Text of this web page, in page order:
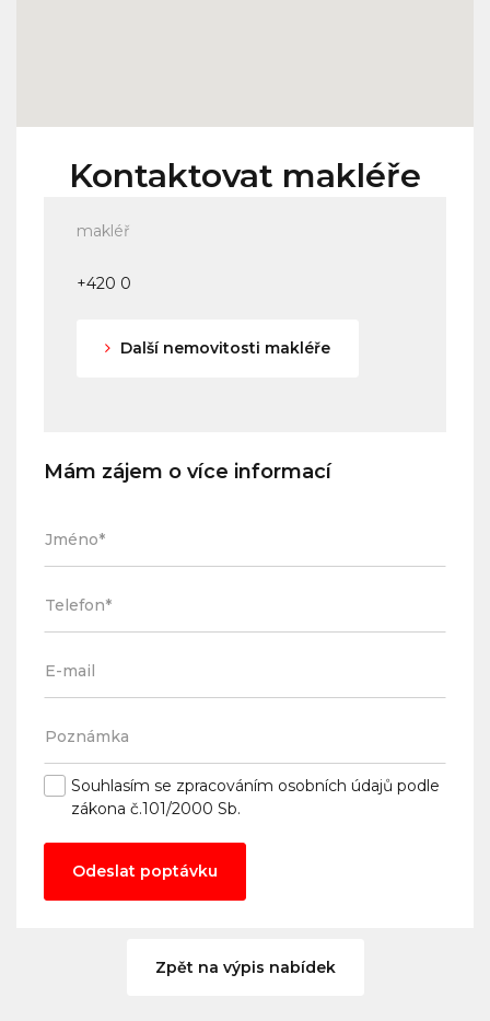
Kontaktovat makléře
makléř
+420 0
Další nemovitosti makléře
Mám zájem o více informací
Souhlasím se zpracováním osobních údajů podle
zákona č.101/2000 Sb.
Odeslat poptávku
Zpět na výpis nabídek